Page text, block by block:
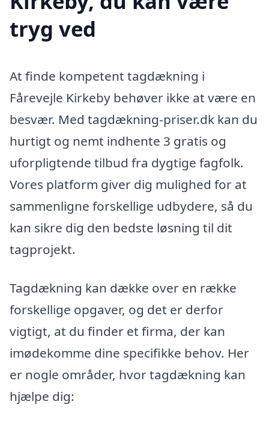
tryg ved
At finde kompetent tagdækning i
Fårevejle Kirkeby behøver ikke at være en
besvær. Med tagdækning-priser.dk kan du
hurtigt og nemt indhente 3 gratis og
uforpligtende tilbud fra dygtige fagfolk.
Vores platform giver dig mulighed for at
sammenligne forskellige udbydere, så du
kan sikre dig den bedste løsning til dit
tagprojekt.
Tagdækning kan dække over en række
forskellige opgaver, og det er derfor
vigtigt, at du finder et firma, der kan
imødekomme dine specifikke behov. Her
er nogle områder, hvor tagdækning kan
hjælpe dig: